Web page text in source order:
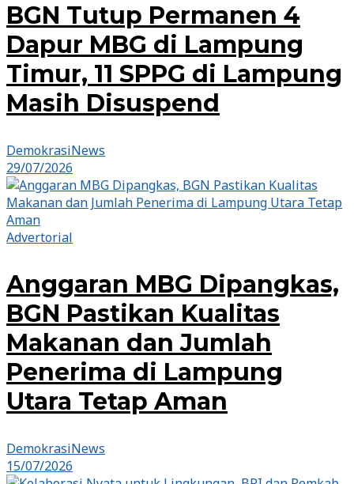
BGN Tutup Permanen 4
Dapur MBG di Lampung
Timur, 11 SPPG di Lampung
Masih Disuspend
DemokrasiNews
29/07/2026
Advertorial
Anggaran MBG Dipangkas,
BGN Pastikan Kualitas
Makanan dan Jumlah
Penerima di Lampung
Utara Tetap Aman
DemokrasiNews
15/07/2026